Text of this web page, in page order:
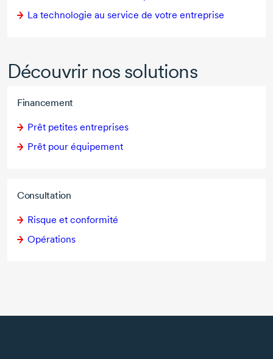
La technologie au service de votre entreprise
Découvrir nos solutions
Financement
Prêt petites entreprises
Prêt pour équipement
Consultation
Risque et conformité
Opérations